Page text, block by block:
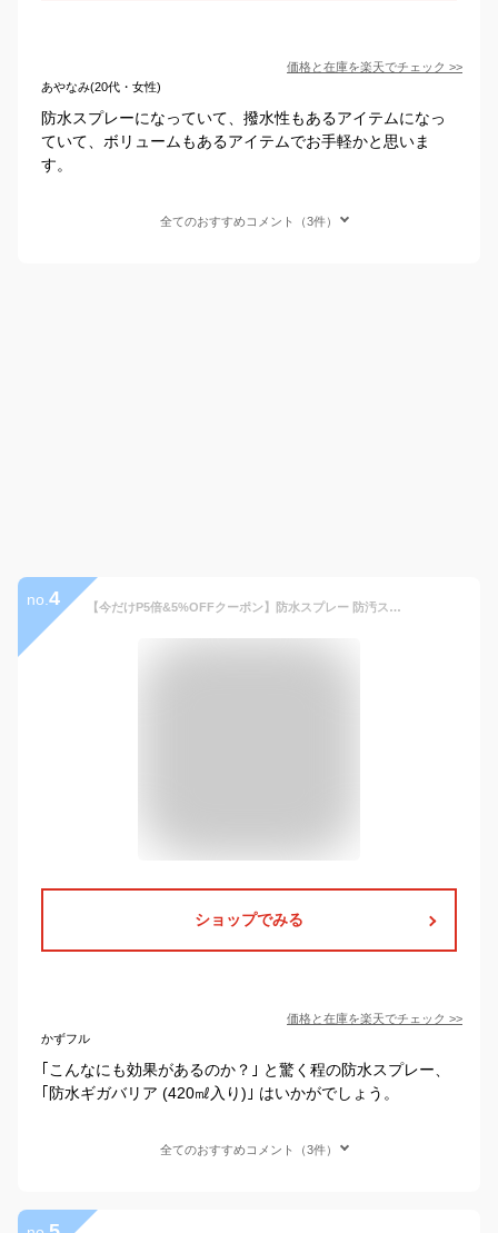
価格と在庫を楽天でチェック >>
あやなみ(20代・女性)
防水スプレーになっていて、撥水性もあるアイテムになっ
ていて、ボリュームもあるアイテムでお手軽かと思いま
す。
全てのおすすめコメント（3件）
no. 4 【今だけP5倍&5%OFFクーポン】防水スプレー 防汚スプレー 雨 梅雨 泥 アウトドア 日本製 防汚 防油 スプレー 撥水 420ml 大容量 完全防水 防汚 ギガバリア 靴 レインコート 傘 スニーカー 衣類 ヌバック 革 起毛 シューケア コート 革用 カッパ 雨具
ショップでみる
価格と在庫を楽天でチェック >>
かずフル
｢こんなにも効果があるのか？｣ と驚く程の防水スプレー、
｢防水ギガバリア (420㎖入り)｣ はいかがでしょう。
全てのおすすめコメント（3件）